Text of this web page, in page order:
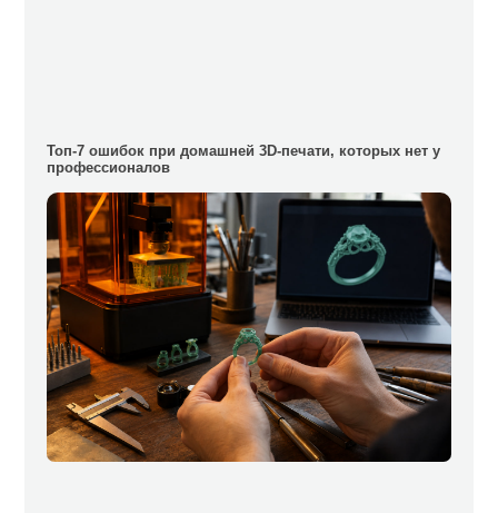
Топ-7 ошибок при домашней 3D-печати, которых нет у
профессионалов